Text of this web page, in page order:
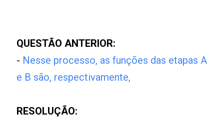
QUESTÃO ANTERIOR:
- Nesse processo, as funções das etapas A
e B são, respectivamente,
RESOLUÇÃO: